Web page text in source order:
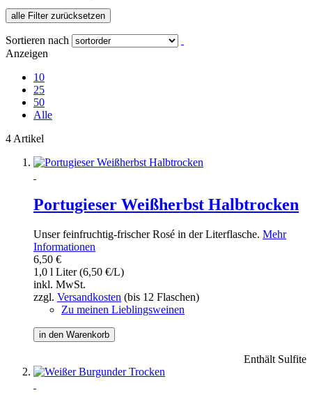
alle Filter zurücksetzen
Sortieren nach
Anzeigen
10
25
50
Alle
4 Artikel
Portugieser Weißherbst Halbtrocken
Unser feinfruchtig-frischer Rosé in der Literflasche. Mehr
Informationen
6,50 €
1,0 l Liter (6,50 €/L)
inkl. MwSt.
zzgl. Versandkosten (bis 12 Flaschen)
Zu meinen Lieblingsweinen
in den Warenkorb
Enthält Sulfite